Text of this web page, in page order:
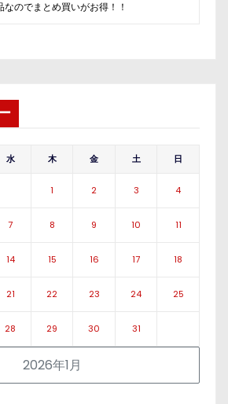
なのでまとめ買いがお得！！
2026年1月
水 木 金 土 日
1 2 3 4
7 8 9 10 11
14 15 16 17 18
21 22 23 24 25
28 29 30 31